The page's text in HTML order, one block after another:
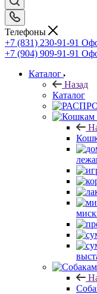
Телефоны
+7 (831) 230-91-91
+7 (904) 909-91-91
Каталог
Назад
Каталог